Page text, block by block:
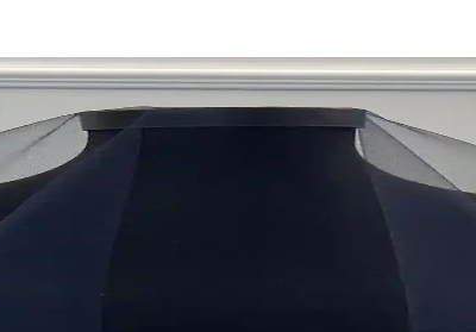
İçin Şık Hediye Seçeneği
seçenekleri sunar. Kaliteli malzeme ve kişiselleştirme
İçin Zarif Dekorasyon Ürünü
düğün, nişan ve kına gibi etkinliklerde
Ürünler